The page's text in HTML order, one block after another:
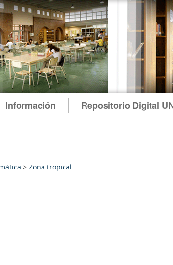
Información Repositorio Digital
> Zona tropical